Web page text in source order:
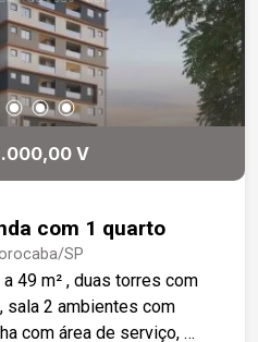
V
com 1 quarto
SP
49 m² , duas torres com
sala 2 ambientes com
com área de serviço, 1